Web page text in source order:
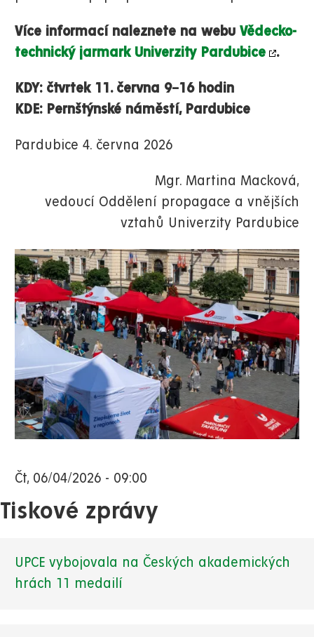
Více informací naleznete na webu Vědecko-
technický jarmark Univerzity Pardubice
.
KDY: čtvrtek 11. června 9–16 hodin
KDE: Pernštýnské náměstí, Pardubice
Pardubice 4. června 2026
Mgr. Martina Macková,
vedoucí Oddělení propagace a vnějších
vztahů Univerzity Pardubice
Čt, 06/04/2026 - 09:00
Tiskové zprávy
UPCE vybojovala na Českých akademických
hrách 11 medailí